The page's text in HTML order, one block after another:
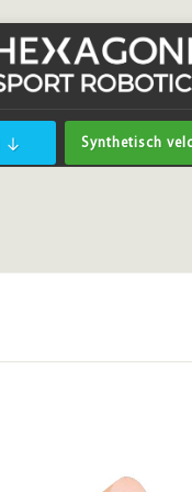
Synthetisch